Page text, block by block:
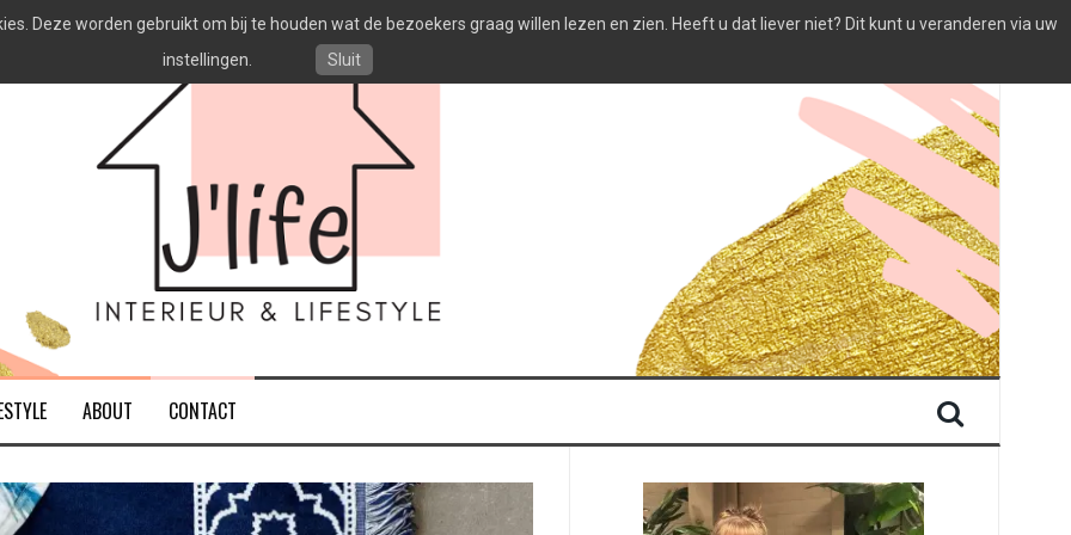
ABOUT CONTACT
Deze worden gebruikt om bij te houden wat de bezoekers graag willen lezen en zien. Heeft u dat liever niet? Dit kunt u veranderen via uw
instellingen.
Sluit